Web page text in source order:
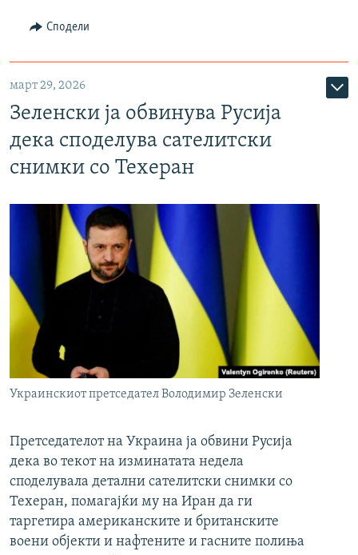
Сподели
март 29, 2026
Зеленски ја обвинува Русија
дека споделува сателитски
снимки со Техеран
Украинскиот претседател Володимир Зеленски
Претседателот на Украина ја обвини Русија
дека во текот на изминатата недела
споделувала детални сателитски снимки со
Техеран, помагајќи му на Иран да ги
таргетира американските и британските
воени објекти и нафтените и гасните полиња